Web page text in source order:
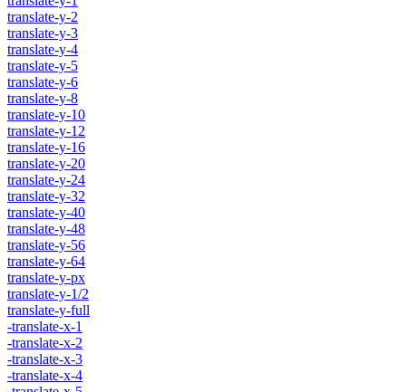
translate-y-2
translate-y-3
translate-y-4
translate-y-5
translate-y-6
translate-y-8
translate-y-10
translate-y-12
translate-y-16
translate-y-20
translate-y-24
translate-y-32
translate-y-40
translate-y-48
translate-y-56
translate-y-64
translate-y-px
translate-y-1/2
translate-y-full
-translate-x-1
-translate-x-2
-translate-x-3
-translate-x-4